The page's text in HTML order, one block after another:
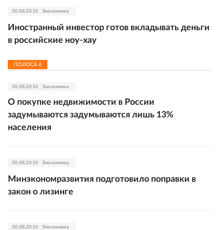
30.08.2010 Экономика
Иностранный инвестор готов вкладывать деньги
в российские ноу-хау
ПОЛОСА 6
30.08.2010 Экономика
О покупке недвижимости в России
задумываются задумываются лишь 13%
населения
30.08.2010 Экономика
Минэкономразвития подготовило поправки в
закон о лизинге
30.08.2010 Экономика